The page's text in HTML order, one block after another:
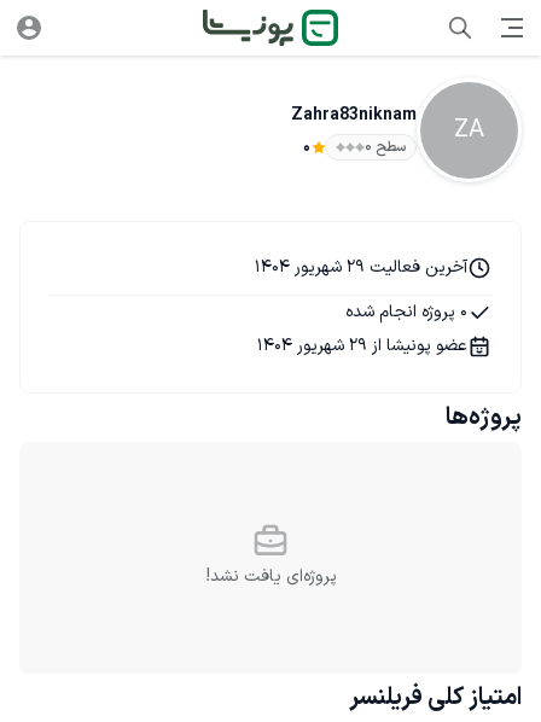
ZA
Zahra83niknam
سطح ۰ 0
آخرین فعالیت 29 شهریور 1404
0 پروژه انجام شده
عضو پونیشا از 29 شهریور 1404
پروژه‌ها
پروژه‌ای یافت نشد!
امتیاز کلی فریلنسر